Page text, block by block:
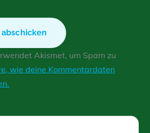
Akismet, um Spam zu
wie deine Kommentardaten